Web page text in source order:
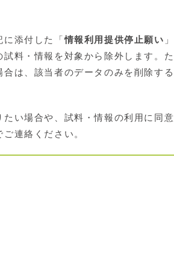
に添付した「情報利用提供停止願い 」
料・情報を対象から除外します。た
は、該当者のデータのみを削除する
い場合や、試料・情報の利用に同意
連絡ください。